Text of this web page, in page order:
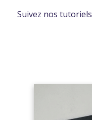
Suivez nos